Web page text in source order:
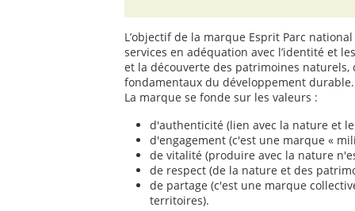
L’objectif de la marque Esprit Parc
services en adéquation avec l’identité et
et la découverte des patrimoines
fondamentaux du développement durable.
La marque se fonde sur les valeurs :
d'authenticité (lien avec la nature et
d'engagement (c'est une marque «
de vitalité (produire avec la nature
de respect (de la nature et des
de partage (c'est une marque
territoires).